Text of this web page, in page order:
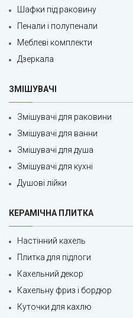
Шафки під раковину
Пенали і полупенали
Меблеві комплекти
Дзеркала
ЗМІШУВАЧІ
Змішувачі для раковини
Змішувачі для ванни
Змішувачі для душа
Змішувачі для кухні
Душові лійки
КЕРАМІЧНА ПЛИТКА
Настінний кахель
Плитка для підлоги
Кахельний декор
Кахельну фриз і бордюр
Куточки для кахлю